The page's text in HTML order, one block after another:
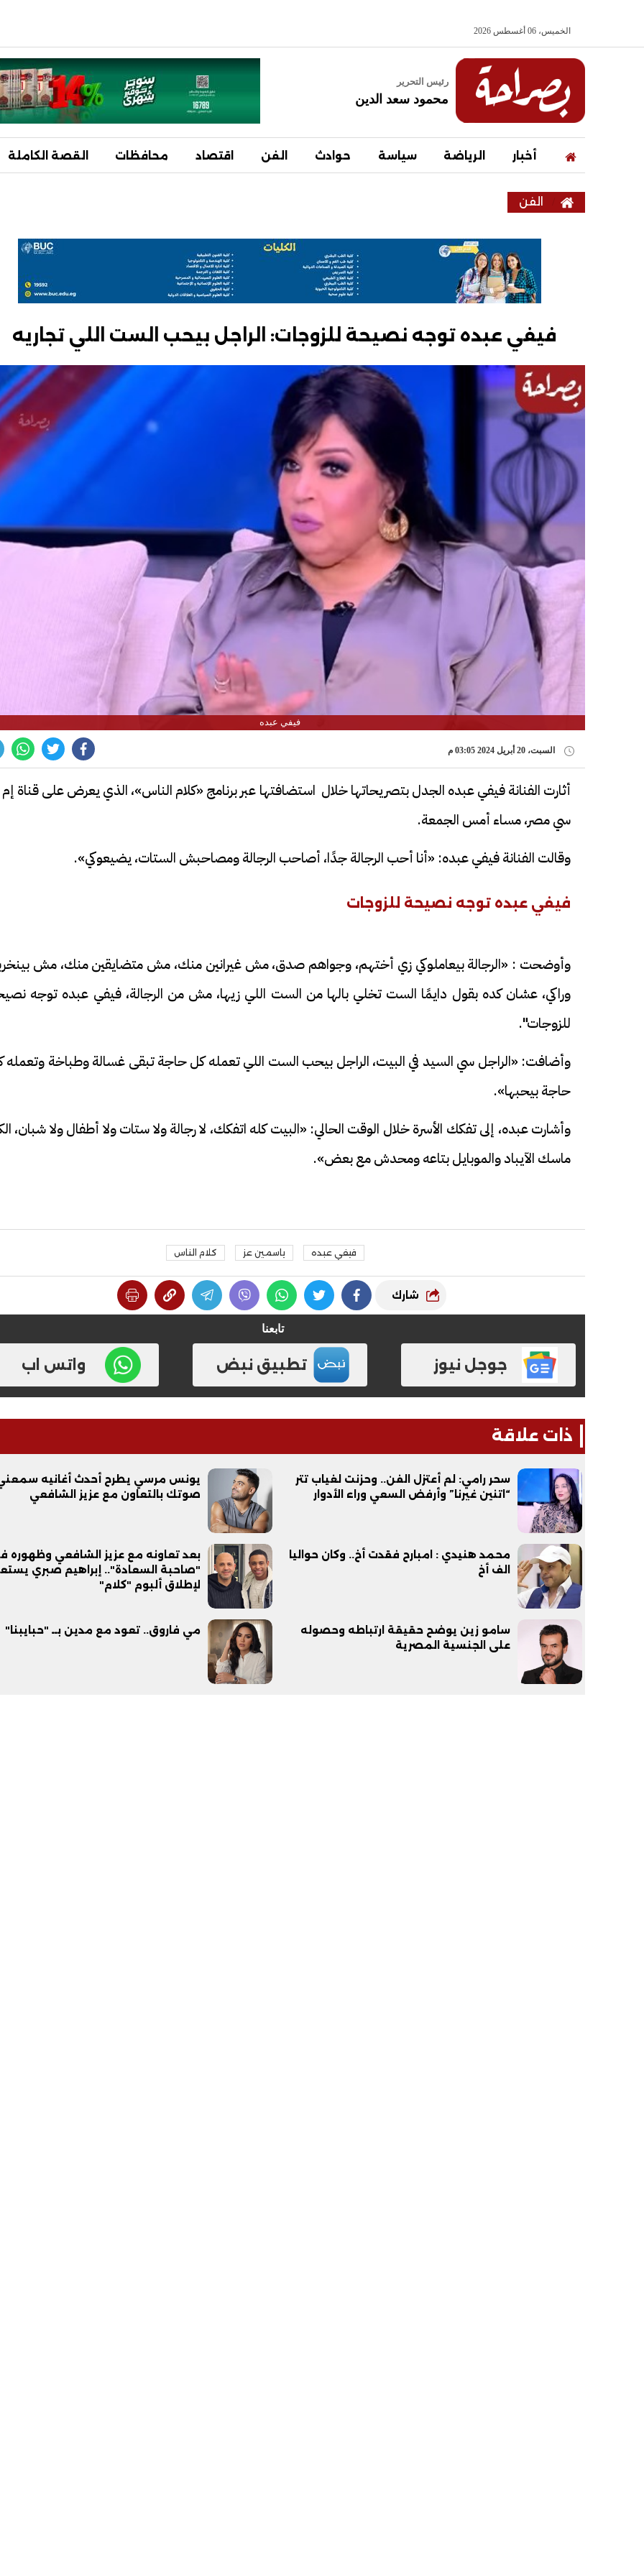
الخميس، 06 أغسطس 2026
رئيس التحرير
محمود سعد الدين
أخبار الرياضة سياسة حوادث الفن اقتصاد محافظات القصة الكاملة
الفن
فيفي عبده توجه نصيحة للزوجات: الراجل بيحب الست اللي تجاريه
فيفي عبده
السبت، 20 أبريل 2024 03:05 م
أثارت الفنانة فيفي عبده الجدل بتصريحاتها خلال استضافتها عبر برنامج «كلام الناس»، الذي يعرض على قناة إم
سي مصر، مساء أمس الجمعة.
وقالت الفنانة فيفي عبده: «أنا أحب الرجالة جدًا، أصاحب الرجالة ومصاحبش الستات، يضيعوكي».
فيفي عبده توجه نصيحة للزوجات
وأوضحت : «الرجالة بيعاملوكي زي أختهم، وجواهم صدق، مش غيرانين منك، مش متضايقين منك، مش
وراكي، عشان كده بقول دايمًا الست تخلي بالها من الست اللي زيها، مش من الرجالة، فيفي عبده توجه
للزوجات".
وأضافت: «الراجل سي السيد في البيت، الراجل بيحب الست اللي تعمله كل حاجة تبقى غسالة وطباخة وتعمله
حاجة بيحبها».
وأشارت عبده، إلى تفكك الأسرة خلال الوقت الحالي: «البيت كله اتفكك، لا رجالة ولا ستات ولا أطفال ولا شبان،
ماسك الآيباد والموبايل بتاعه ومحدش مع بعض».
فيفي عبده ياسمين عز كلام الناس
شارك
تابعنا
جوجل نيوز تطبيق نبض واتس اب
ذات علاقة
سحر رامي: لم أعتزل الفن.. وحزنت لغياب تتر
“اتنين غيرنا” وأرفض السعي وراء الأدوار
يونس مرسي يطرح أحدث أغانيه
صوتك بالتعاون مع عزيز الشافعي
محمد هنيدي : امبارح فقدت أخ.. وكان حواليا
الف أخ
بعد تعاونه مع عزيز الشافعي وظهوره
"صاحبة السعادة".. إبراهيم صبري
لإطلاق ألبوم "كلام"
سامو زين يوضح حقيقة ارتباطه وحصوله
على الجنسية المصرية
مي فاروق.. تعود مع مدين بــ "حبايبنا"
الوداع الأخير.. دفن جثامين الضحايا
الأربعة بقرية السعدية في الفيوم
افتتاح أكبر صرح ديني في القوصية..
تحفة معمارية بتكلفة تجاوزت 20
مليون جنيه
تصدره التريند| فيديو